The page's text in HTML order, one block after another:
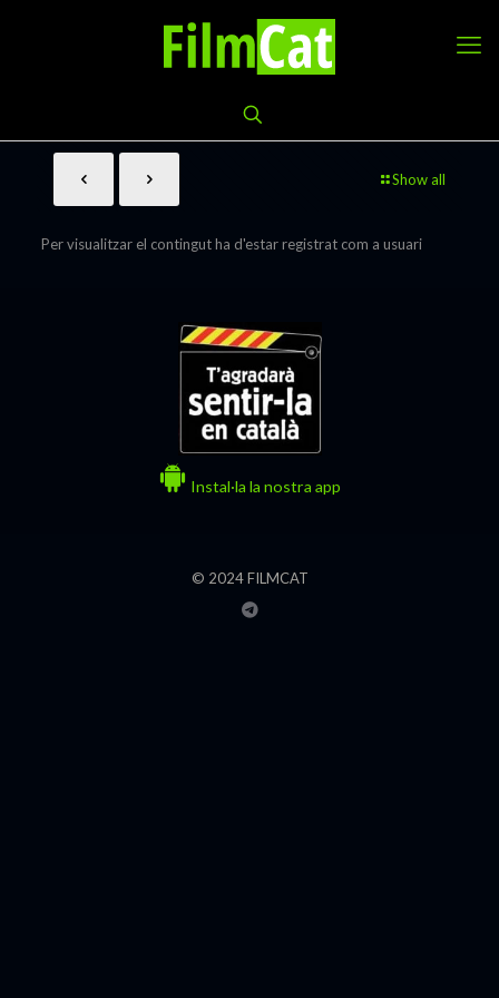
Show all
Per visualitzar el contingut ha d'estar registrat com a usuari
Instal·la la nostra app
© 2024 FILMCAT